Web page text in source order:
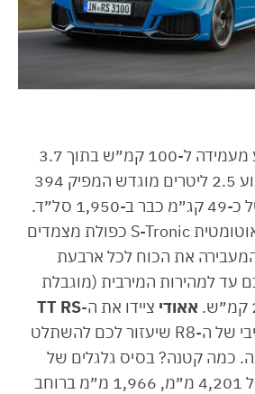
מגיע מעמידה ל-100 קמ״ש בתוך 3.7
שנ׳ בלבד הודות למנוע 2.5 ליטרים מוגדש המפיק 394
כ״ס ומומנט מירבי של כ-49 קג״מ כבר ב-1,950 סל״ד.
המנוע שודך לתיבה אוטומטית S-Tronic כפולת מצמדים
את הכוח לכל ארבעת
עד למהירות המירבית (מוגבלת
אאודי ציידו את ה-TT RS
בהגה הסופר ספורטיבי של ה-R8 שיעזור לכם להשתלט
כמה קטנה? בסיס גלגלים של
2,505 מ״מ, אורך של 4,201 מ״מ, 1,966 מ״מ ברוחב